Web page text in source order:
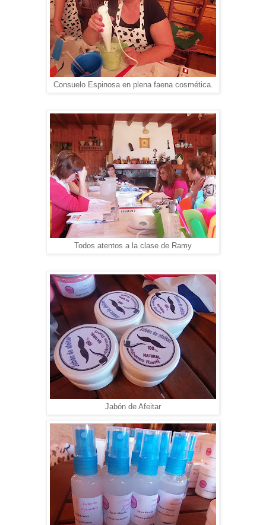
Consuelo Espinosa en plena faena cosmética.
Todos atentos a la clase de Ramy
Jabón de Afeitar